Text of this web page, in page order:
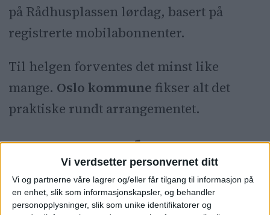
Vi verdsetter personvernet ditt
Vi og partnerne våre lagrer og/eller får tilgang til informasjon på
en enhet, slik som informasjonskapsler, og behandler
personopplysninger, slik som unike identifikatorer og
på Rådhusplassen lørdag, basert på
registrerte mobilabonnenter.
Til helgen forventes det minst like
mange. Oslo kommune fikser alt det
praktiske rundt arrangementet.
– Jeg er stolt
– Takk til alle som bidrar til at vi får vist
kampene. Folk står virkelig på for å få det